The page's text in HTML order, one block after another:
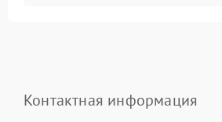
Контактная информация